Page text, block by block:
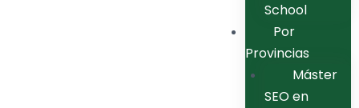
School
Por
Provincias
Máster
SEO en